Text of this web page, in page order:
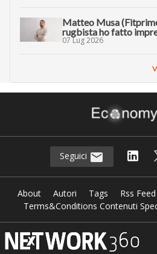
Matteo Musa
rugbista ho fatto
07 Lug 2026
Seguici
About Autori Tags Rss Feed
Terms&Conditions Contenuti